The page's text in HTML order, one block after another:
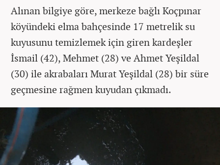
Alınan bilgiye göre, merkeze bağlı Koçpınar
köyündeki elma bahçesinde 17 metrelik su
kuyusunu temizlemek için giren kardeşler
İsmail (42), Mehmet (28) ve Ahmet Yeşildal
(30) ile akrabaları Murat Yeşildal (28) bir süre
geçmesine rağmen kuyudan çıkmadı.